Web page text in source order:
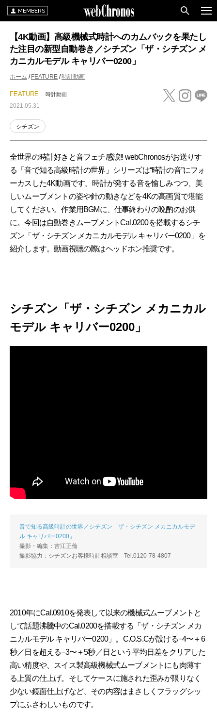
MEMBERS
【4K動画】高級機械式時計へのカムバックを果たし
た注目の新型自動巻き／シチズン「ザ・シチズン メ
カニカルモデル キャリバー0200」
ホーム FEATURE 時計動画
FEATURE 時計動画
2021.05.31
シチズン
全世界の時計好きと音フェチ感涙!! webChronosがお送りす
る「音で知る高級時計の世界」シリーズは“時計の音”にフォ
ーカスした4K動画です。時計が発する音を愉しみつつ、美
しいムーブメントの姿や針の動きなどを4Kの高画質で堪能
してください。作業用BGMに、仕事終わりの晩酌のお供
に。今回は自動巻きムーブメントCal.0200を搭載するシチ
ズン「ザ・シチズン メカニカルモデル キャリバー0200」を
紹介します。動画視聴の際はヘッドホン推奨です。
シチズン「ザ・シチズン メカニカル
モデル キャリバー0200」
音で知る高級時計の世界／シチズン「ザ・シチズン メカニカルモデ
ル キャリバー0200」
撮影・編集：吉江正倫
撮影協力：シチズンお客様時計相談室 Tel.0120-78-4807
2010年にCal.0910を発表して以来の機械式ムーブメントと
して話題沸騰中のCal.0200を搭載する「ザ・シチズン メカ
ニカルモデル キャリバー0200」。C.O.S.Cが設ける−4〜＋6
秒／日を超える−3〜＋5秒／日という平均日差をクリアした
高い精度や、スイス製高級機械式ムーブメントにも肉薄す
る上質の仕上げ。そしてケースに施された歪みが限りなく
少ない鏡面仕上げなど、その内容はまさしくフラッグシッ
プにふさわしいものです。